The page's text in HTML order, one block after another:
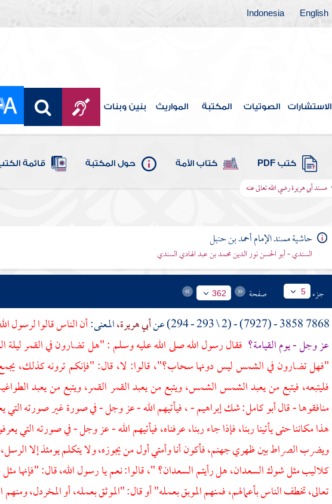
English
Indonesia
الاستشارات الصوتيات المكتبة المواريث بنين وبنات
كتب PDF كتاب الأمة حول المكتبة قائمة
مسند أبي هريرة رضي الله تعالى عنه
حاشية مسند الإمام أحمد بن حنبل
السندي - أبو الحسن نور الدين محمد بن عبد الهادي السندي
جزء 5 صفحة 362
7868 3858 - (7927) - (2 \ 293 - 294) عن أبي هريرة،المعنى:أن الناس قالوا لرسول
عز وجل - يوم القيامة؟ فقال رسول الله صلى الله عليه وسلم : "هل تضارون في القمر ليلة
"فهل تضارون في الشمس ليس دونها سحاب؟"، قالوا: لا، قال: "فإنكم ترونه كذلك، يجمع
فليتبعه، فيتبع من يعبد الشمس الشمس، ويتبع من يعبد القمر القمر، ويتبع من يعبد
منافقوها - قالأبو كامل:شكإبراهيم- ، فيأتيهم الله - عز وجل - في صورة غير صورته التي
هذا مكاننا حتى يأتينا ربنا، فإذا جاء ربنا، عرفناه، فيأتيهم الله - عز وجل - في صورته التي
ويضرب الصراط بين ظهري جهنم، فأكون أنا وأمتي أول من يجوزه، ولا يتكلم يومئذ إلا
كلاليب مثل شوك السعدان، هل رأيتم السعدان؟ "، قالوا: نعم يا رسول الله، قال: "فإنها
تعالى، تخطف الناس بأعمالهم، فمنهم الموبق بعمله" أو قال: "الموثق بعمله، أو المخردل،